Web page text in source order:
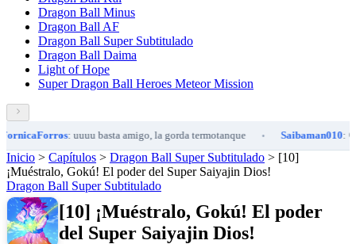
Dragon Ball Minus
Dragon Ball AF
Dragon Ball Super Subtitulado
Dragon Ball Daima
Light of Hope
Super Dragon Ball Heroes Meteor Mission
: uuuu basta amigo, la gorda termotanque • Saibaman010: 😊
Inicio > Capítulos > Dragon Ball Super Subtitulado > [10]
¡Muéstralo, Gokú! El poder del Super Saiyajin Dios!
Dragon Ball Super Subtitulado
[10] ¡Muéstralo, Gokú! El poder
del Super Saiyajin Dios!